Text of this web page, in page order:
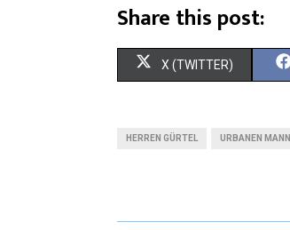
Share this post:
X (TWITTER)
HERREN GÜRTEL URBANEN MANN